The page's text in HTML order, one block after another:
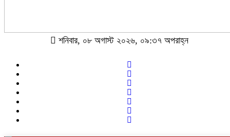
শনিবার, ০৮ অগাস্ট ২০২৬, ০৯:৩৭ অপরাহ্ন